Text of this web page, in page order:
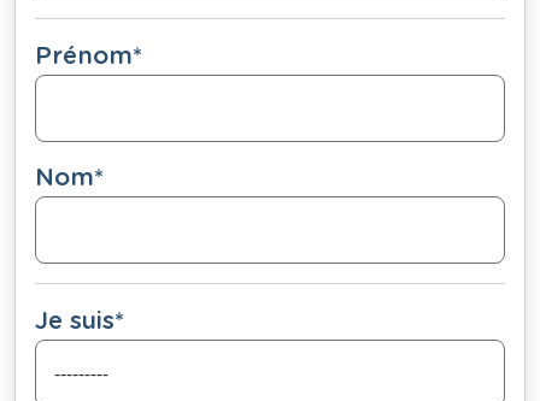
Prénom*
Nom*
Je suis*